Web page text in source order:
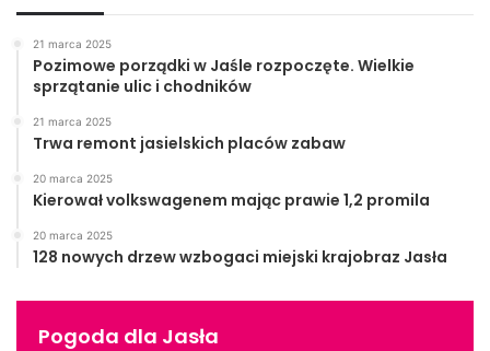
21 marca 2025
Pozimowe porządki w Jaśle rozpoczęte. Wielkie
sprzątanie ulic i chodników
21 marca 2025
Trwa remont jasielskich placów zabaw
20 marca 2025
Kierował volkswagenem mając prawie 1,2 promila
20 marca 2025
128 nowych drzew wzbogaci miejski krajobraz Jasła
Pogoda dla Jasła